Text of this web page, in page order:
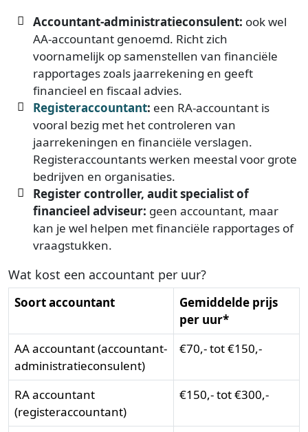
Accountant-administratieconsulent: ook wel
AA-accountant genoemd. Richt zich
voornamelijk op samenstellen van financiële
rapportages zoals jaarrekening en geeft
financieel en fiscaal advies.
Registeraccountant: een RA-accountant is
vooral bezig met het controleren van
jaarrekeningen en financiële verslagen.
Registeraccountants werken meestal voor grote
bedrijven en organisaties.
Register controller, audit specialist of
financieel adviseur: geen accountant, maar
kan je wel helpen met financiële rapportages of
vraagstukken.
Wat kost een accountant per uur?
Soort accountant
Gemiddelde prijs
per uur*
AA accountant (accountant-
administratieconsulent)
€70,- tot €150,-
RA accountant
(registeraccountant)
€150,- tot €300,-